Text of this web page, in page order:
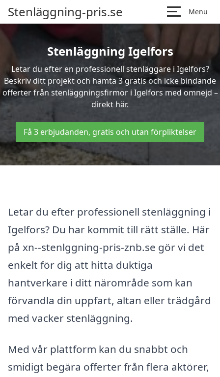
Stenläggning-pris.se Menu
Stenläggning Igelfors
Letar du efter en professionell stenläggare i Igelfors?
Beskriv ditt projekt och hämta 3 gratis och icke bindande
offerter från stenläggningsfirmor i Igelfors med omnejd –
direkt här.
Få 3 erbjudanden, gratis och utan förpliktelser
Letar du efter professionell stenläggning i
Igelfors? Du har kommit till rätt ställe. Här
på xn--stenlggning-pris-znb.se gör vi det
enkelt för dig att hitta duktiga
hantverkare i ditt närområde som kan
förvandla din uppfart, altan eller trädgård
med vacker stenläggning.
Med vår plattform kan du snabbt och
smidigt begära offerter från flera aktörer,